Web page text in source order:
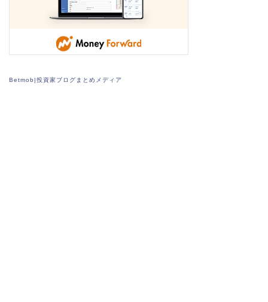
Betmob|投資家ブログまとめメディア